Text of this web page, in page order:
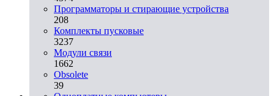
Программаторы и стирающие устройства
208
Комплекты пусковые
3237
Модули связи
1662
Obsolete
39